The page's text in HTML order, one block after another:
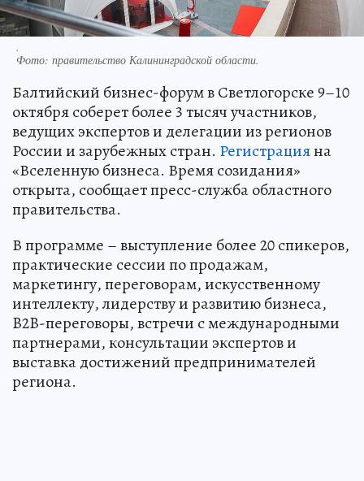
.
Фото: правительство Калининградской области.
Балтийский бизнес-форум в Светлогорске 9–10
октября соберет более 3 тысяч участников,
ведущих экспертов и делегации из регионов
России и зарубежных стран. Регистрацияна
«Вселенную бизнеса. Время созидания»
открыта, сообщает пресс-служба областного
правительства.
В программе – выступление более 20 спикеров,
практические сессии по продажам,
маркетингу, переговорам, искусственному
интеллекту, лидерству и развитию бизнеса,
B2B-переговоры, встречи с международными
партнерами, консультации экспертов и
выставка достижений предпринимателей
региона.